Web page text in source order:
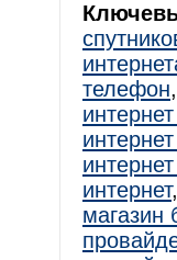
телефон,
интернет,
магазин